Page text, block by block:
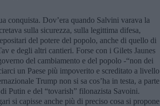
conquista. Dov’era quando Salvini varava la
sulla sicurezza, sulla legittima difesa,
del potere del popolo, anche di quello di
e degli altri cantieri. Forse con i Gilets Jaunes
del cambiamento e del popolo -“non dei
un Paese più impoverito e screditato a livello
Trump non si sa cos’ha in testa, a parte
Putin e del “tovarish” filonazista Savoini.
si capisse anche più di preciso cosa si propone